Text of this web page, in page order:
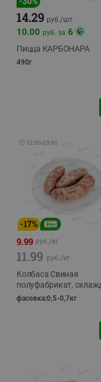
14.29 руб./шт
10.00 руб. за 6
Пицца КАРБОНАРА
490г
🕘 12:00-20:00
-17%
9.99 руб./кг
11.99 руб./кг
Колбаса Свиная
полуфабрикат,
фасовка:0,5-0,7кг